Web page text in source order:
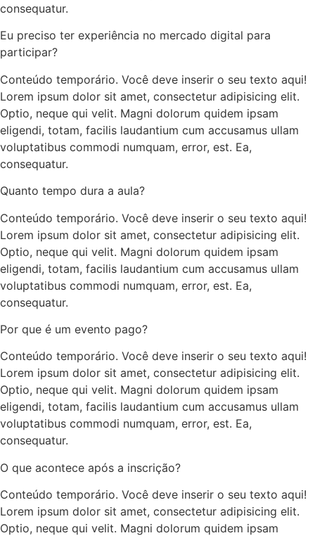
consequatur.
Eu preciso ter experiência no mercado digital para
participar?
Conteúdo temporário. Você deve inserir o seu texto aqui!
Lorem ipsum dolor sit amet, consectetur adipisicing elit.
Optio, neque qui velit. Magni dolorum quidem ipsam
eligendi, totam, facilis laudantium cum accusamus ullam
voluptatibus commodi numquam, error, est. Ea,
consequatur.
Quanto tempo dura a aula?
Conteúdo temporário. Você deve inserir o seu texto aqui!
Lorem ipsum dolor sit amet, consectetur adipisicing elit.
Optio, neque qui velit. Magni dolorum quidem ipsam
eligendi, totam, facilis laudantium cum accusamus ullam
voluptatibus commodi numquam, error, est. Ea,
consequatur.
Por que é um evento pago?
Conteúdo temporário. Você deve inserir o seu texto aqui!
Lorem ipsum dolor sit amet, consectetur adipisicing elit.
Optio, neque qui velit. Magni dolorum quidem ipsam
eligendi, totam, facilis laudantium cum accusamus ullam
voluptatibus commodi numquam, error, est. Ea,
consequatur.
O que acontece após a inscrição?
Conteúdo temporário. Você deve inserir o seu texto aqui!
Lorem ipsum dolor sit amet, consectetur adipisicing elit.
Optio, neque qui velit. Magni dolorum quidem ipsam